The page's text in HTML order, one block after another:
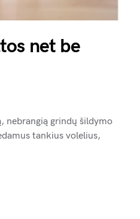
net be
nebrangią grindų šildymo
tankius volelius,